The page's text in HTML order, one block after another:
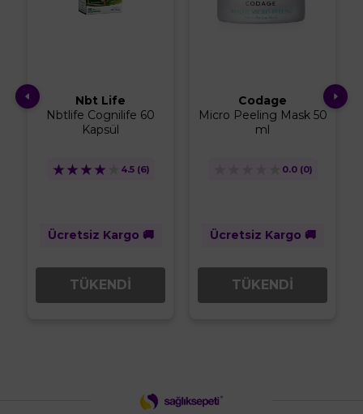
Nbt Life
Nbtlife Cognilife 60
Kapsül
★
★
★
★ 4.5(6)
Ücretsiz Kargo 🚚
TÜKENDİ
Codage
Micro Peeling Mask 50
ml
0.0(0)
Ücretsiz Kargo 🚚
TÜKENDİ